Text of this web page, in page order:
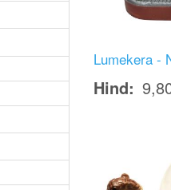
Lumekera -
Hind